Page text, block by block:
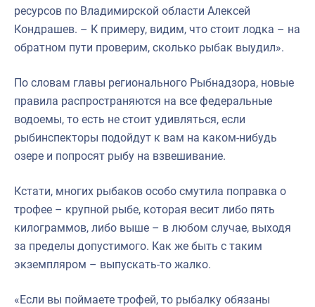
ресурсов по Владимирской области Алексей
Кондрашев. – К примеру, видим, что стоит лодка – на
обратном пути проверим, сколько рыбак выудил».
По словам главы регионального Рыбнадзора, новые
правила распространяются на все федеральные
водоемы, то есть не стоит удивляться, если
рыбинспекторы подойдут к вам на каком-нибудь
озере и попросят рыбу на взвешивание.
Кстати, многих рыбаков особо смутила поправка о
трофее – крупной рыбе, которая весит либо пять
килограммов, либо выше – в любом случае, выходя
за пределы допустимого. Как же быть с таким
экземпляром – выпускать-то жалко.
«Если вы поймаете трофей, то рыбалку обязаны